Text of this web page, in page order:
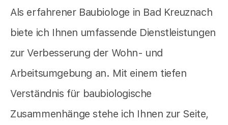
Als erfahrener Baubiologe in Bad Kreuznach
biete ich Ihnen umfassende Dienstleistungen
zur Verbesserung der Wohn- und
Arbeitsumgebung an. Mit einem tiefen
Verständnis für baubiologische
Zusammenhänge stehe ich Ihnen zur Seite,